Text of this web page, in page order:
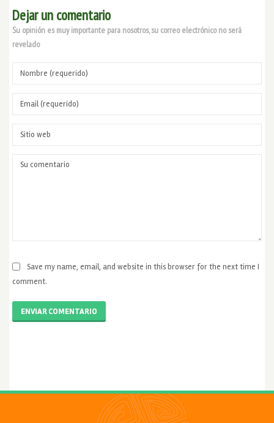
Dejar un comentario
Su opinión es muy importante para nosotros, su correo electrónico no será
revelado
Save my name, email, and website in this browser for the next time I
comment.
ENVIAR COMENTARIO